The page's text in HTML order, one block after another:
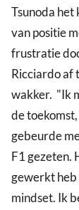
Tsunoda het
van positie
frustratie
Ricciardo af
wakker. "Ik
de
gebeurde
F1 gezeten.
gewerkt heb
mindset. Ik